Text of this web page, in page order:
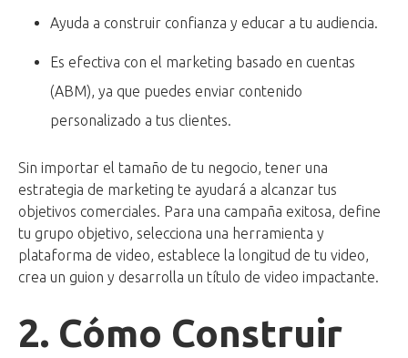
Ayuda a construir confianza y educar a tu audiencia.
Es efectiva con el marketing basado en cuentas
(ABM), ya que puedes enviar contenido
personalizado a tus clientes.
Sin importar el tamaño de tu negocio, tener una
estrategia de marketing te ayudará a alcanzar tus
objetivos comerciales. Para una campaña exitosa, define
tu grupo objetivo, selecciona una herramienta y
plataforma de video, establece la longitud de tu video,
crea un guion y desarrolla un título de video impactante.
2. Cómo Construir